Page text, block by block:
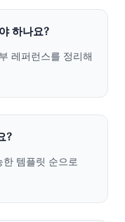
하나요?
레퍼런스를 정리해
?
템플릿 순으로